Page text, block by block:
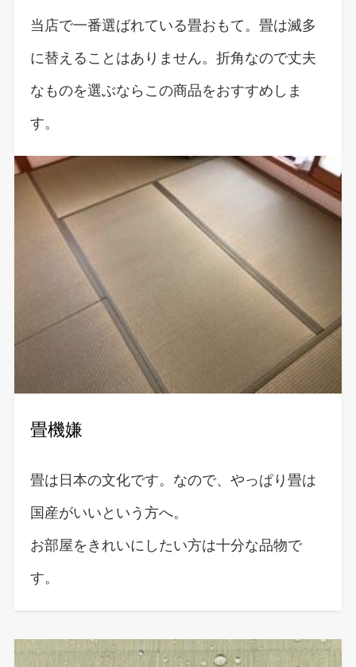
当店で一番選ばれている畳おもて。畳は滅多
に替えることはありません。折角なので丈夫
なものを選ぶならこの商品をおすすめしま
す。
畳機嫌
畳は日本の文化です。なので、やっぱり畳は
国産がいいという方へ。
お部屋をきれいにしたい方は十分な品物で
す。